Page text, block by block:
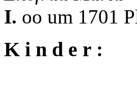
I. oo um 1701
K i n d e r :